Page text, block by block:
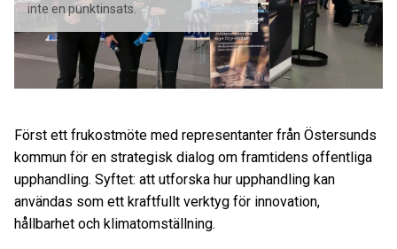
inte en punktinsats.
Först ett frukostmöte med representanter från Östersunds
kommun för en strategisk dialog om framtidens offentliga
upphandling. Syftet: att utforska hur upphandling kan
användas som ett kraftfullt verktyg för innovation,
hållbarhet och klimatomställning.